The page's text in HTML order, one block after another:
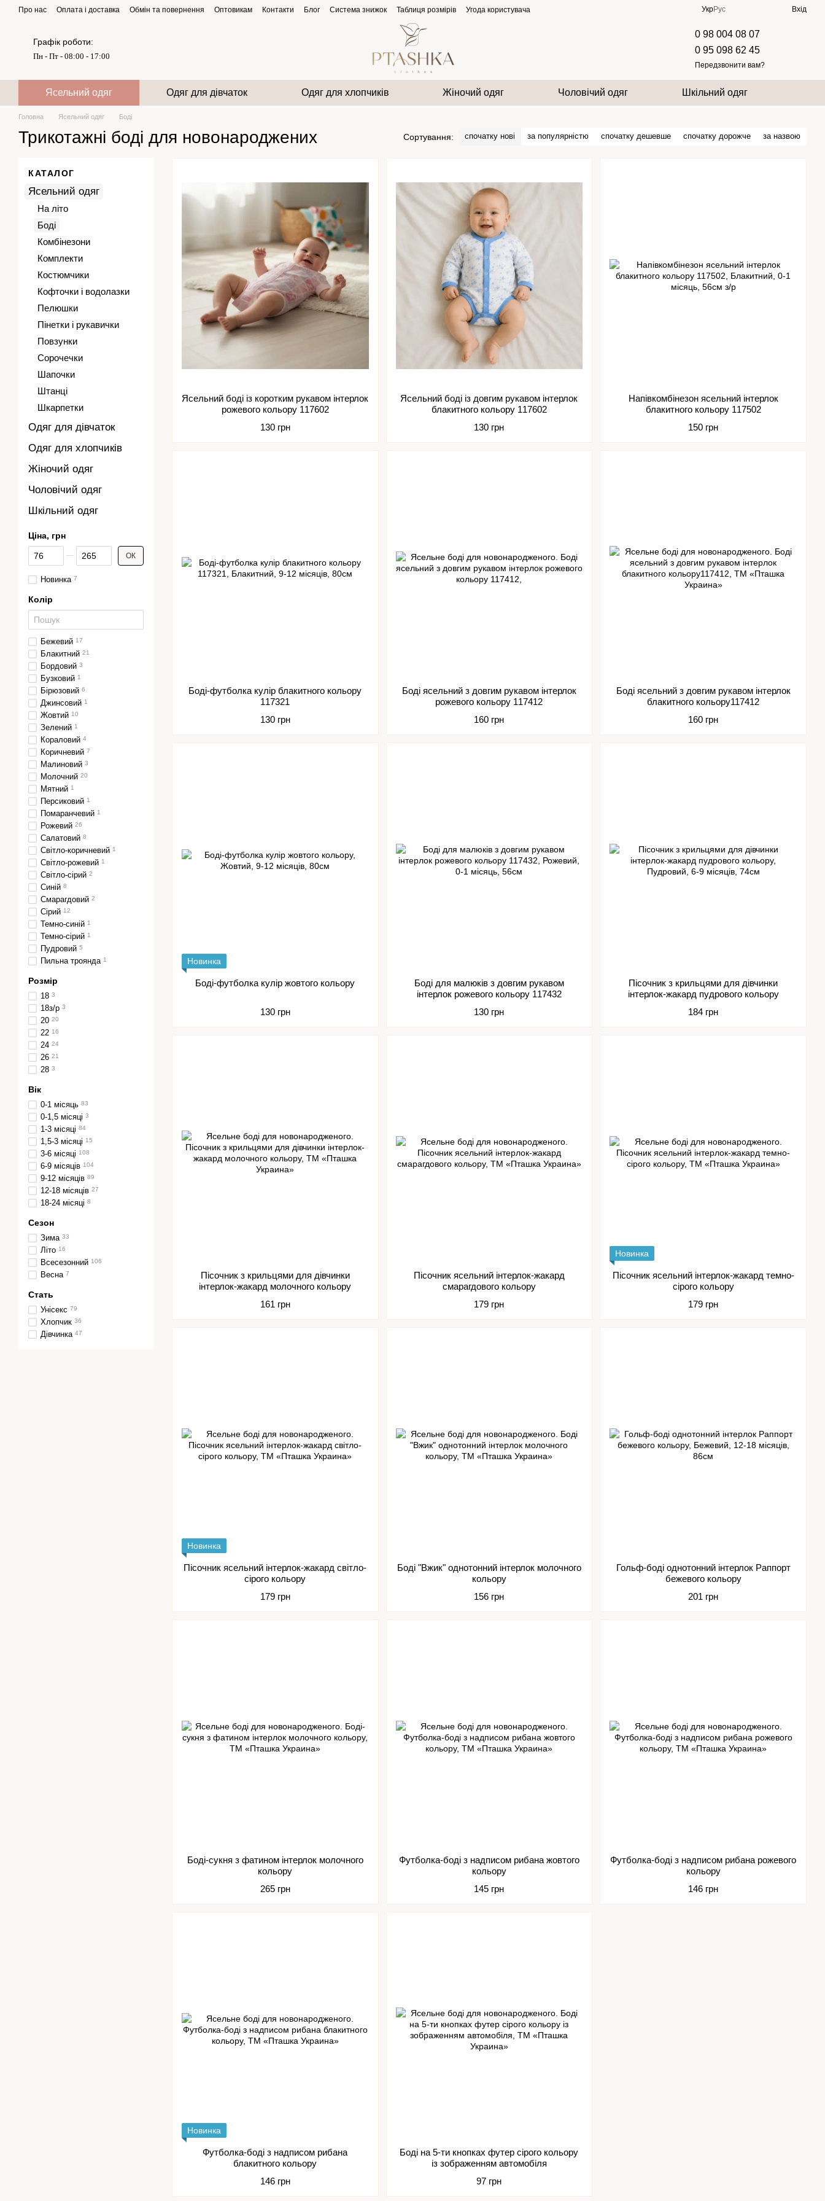
Перейти до основного контенту
Про нас Оплата і доставка Обмін та повернення Оптовикам Контакти Блог Система знижок Таблиця розмірів Угода користувача УкрРус Вхід
Графік роботи:
Пн - Пт - 08:00 - 17:00
0 98 004 08 07
0 95 098 62 45
Передзвонити вам?
Ясельний одяг Одяг для дівчаток Одяг для хлопчиків Жіночий одяг Чоловічий одяг Шкільний одяг
Головна Ясельний одяг Боді
Трикотажні боді для новонароджених Сортування: спочатку нові за популярністю спочатку дешевше спочатку дорожче за назвою
Ясельний боді із коротким рукавом інтерлок
рожевого кольору 117602
130 грн
Ясельний боді із довгим рукавом інтерлок
блакитного кольору 117602
130 грн
Напівкомбінезон ясельний інтерлок
блакитного кольору 117502
150 грн
Боді-футболка кулір блакитного кольору
117321
130 грн
Боді ясельний з довгим рукавом інтерлок
рожевого кольору 117412
160 грн
Боді ясельний з довгим рукавом інтерлок
блакитного кольору117412
160 грн
Новинка
Боді-футболка кулір жовтого кольору
130 грн
Боді для малюків з довгим рукавом
інтерлок рожевого кольору 117432
130 грн
Пісочник з крильцями для дівчинки
інтерлок-жакард пудрового кольору
184 грн
Пісочник з крильцями для дівчинки
інтерлок-жакард молочного кольору
161 грн
Пісочник ясельний інтерлок-жакард
смарагдового кольору
179 грн
Новинка
Пісочник ясельний інтерлок-жакард темно-
сірого кольору
179 грн
Новинка
Пісочник ясельний інтерлок-жакард світло-
сірого кольору
179 грн
Боді "Вжик" однотонний інтерлок молочного
кольору
156 грн
Гольф-боді однотонний інтерлок Раппорт
бежевого кольору
201 грн
Боді-сукня з фатином інтерлок молочного
кольору
265 грн
Футболка-боді з надписом рибана жовтого
кольору
145 грн
Футболка-боді з надписом рибана рожевого
кольору
146 грн
Новинка
Футболка-боді з надписом рибана
блакитного кольору
146 грн
Боді на 5-ти кнопках футер сірого кольору
із зображенням автомобіля
97 грн
КАТАЛОГ
Ясельний одяг
На літо
Боді
Комбінезони
Комплекти
Костюмчики
Кофточки і водолазки
Пелюшки
Пінетки і рукавички
Повзунки
Сорочечки
Шапочки
Штанці
Шкарпетки
Одяг для дівчаток
Одяг для хлопчиків
Жіночий одяг
Чоловічий одяг
Шкільний одяг
Ціна, грн
Від Ціна, грн
До Ціна, грн ОК
Новинка 7
Колір
Бежевий 17
Блакитний 21
Бордовий 3
Бузковий 1
Бірюзовий 6
Джинсовий 1
Жовтий 10
Зелений 1
Кораловий 4
Коричневий 7
Малиновий 3
Молочний 20
Мятний 1
Персиковий 1
Помаранчевий 1
Рожевий 26
Салатовий 8
Світло-коричневий 1
Світло-рожевий 1
Світло-сірий 2
Синій 8
Смарагдовий 2
Сірий 12
Темно-синій 1
Темно-сірий 1
Пудровий 5
Пильна троянда 1
Розмір
18 3
18з/р 3
20 20
22 16
24 24
26 21
28 3
Вік
0-1 місяць 83
0-1,5 місяці 3
1-3 місяці 84
1,5-3 місяці 15
3-6 місяці 108
6-9 місяців 104
9-12 місяців 89
12-18 місяців 27
18-24 місяці 8
Сезон
Зима 33
Літо 16
Всесезонний 106
Весна 7
Стать
Унісекс 79
Хлопчик 36
Дівчинка 47